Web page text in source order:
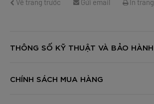
THÔNG SỐ KỸ THUẬT VÀ BẢO HÀNH
CHÍNH SÁCH MUA HÀNG